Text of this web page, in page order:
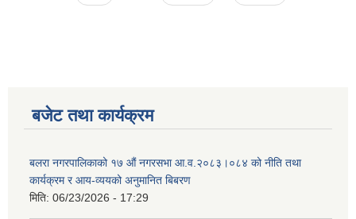
बजेट तथा कार्यक्रम
बलरा नगरपालिकाको १७ औं नगरसभा आ.व.२०८३।०८४ को नीति तथा
कार्यक्रम र आय-व्ययको अनुमानित बिबरण
मिति: 06/23/2026 - 17:29